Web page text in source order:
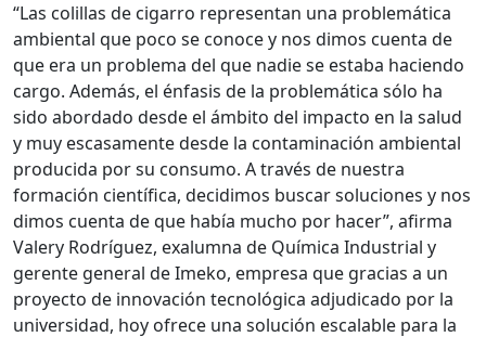
“Las colillas de cigarro representan una problemática
ambiental que poco se conoce y nos dimos cuenta de
que era un problema del que nadie se estaba haciendo
cargo. Además, el énfasis de la problemática sólo ha
sido abordado desde el ámbito del impacto en la salud
y muy escasamente desde la contaminación ambiental
producida por su consumo. A través de nuestra
formación científica, decidimos buscar soluciones y nos
dimos cuenta de que había mucho por hacer”, afirma
Valery Rodríguez, exalumna de Química Industrial y
gerente general de Imeko, empresa que gracias a un
proyecto de innovación tecnológica adjudicado por la
universidad, hoy ofrece una solución escalable para la